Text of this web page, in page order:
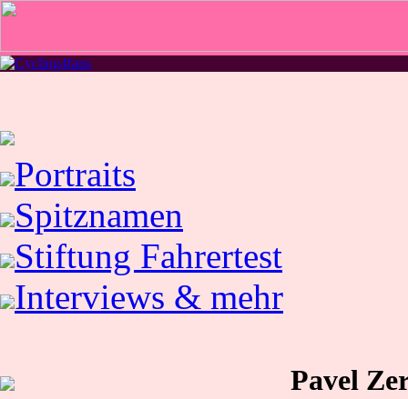
Portraits
Spitznamen
Stiftung Fahrertest
Interviews & mehr
Pavel